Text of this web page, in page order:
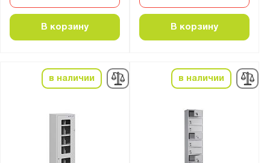
В корзину В корзину
в наличии в наличии
ЛШС
М
ОД
Оптима
Оптима Люкс
Орион М
ПМ